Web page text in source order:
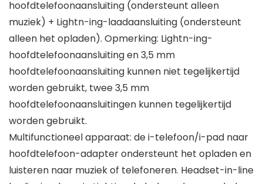
hoofdtelefoonaansluiting (ondersteunt alleen
muziek) + Lightn-ing-laadaansluiting (ondersteunt
alleen het opladen). Opmerking: Lightn-ing-
hoofdtelefoonaansluiting en 3,5 mm
hoofdtelefoonaansluiting kunnen niet tegelijkertijd
worden gebruikt, twee 3,5 mm
hoofdtelefoonaansluitingen kunnen tegelijkertijd
worden gebruikt.
Multifunctioneel apparaat: de i-telefoon/i-pad naar
hoofdtelefoon-adapter ondersteunt het opladen en
luisteren naar muziek of telefoneren. Headset-in-line